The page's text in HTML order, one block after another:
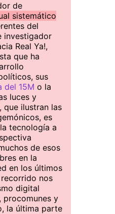
de
sistemático
del
investigador
Real Ya!,
que ha
sus
del 15M o la
luces y
, que ilustran las
es
tecnología a
de esos
en la
en los últimos
nos
digital
procomunes y
la última parte